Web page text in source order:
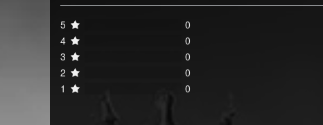
5
0
4
0
3
0
2
0
1
0